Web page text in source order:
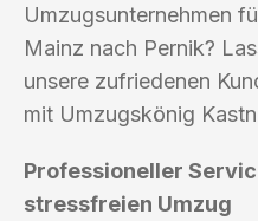
Umzugsunternehmen
Mainz nach Pernik?
unsere zufriedenen
mit Umzugskönig
Professioneller
stressfreien Umzug